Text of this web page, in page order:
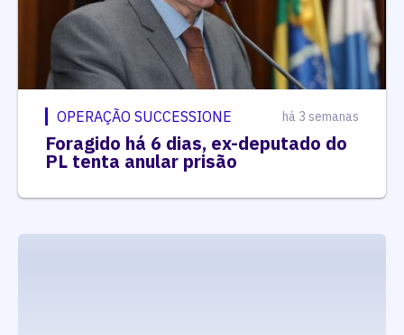
OPERAÇÃO SUCCESSIONE há 3 semanas
Foragido há 6 dias, ex-deputado do
PL tenta anular prisão